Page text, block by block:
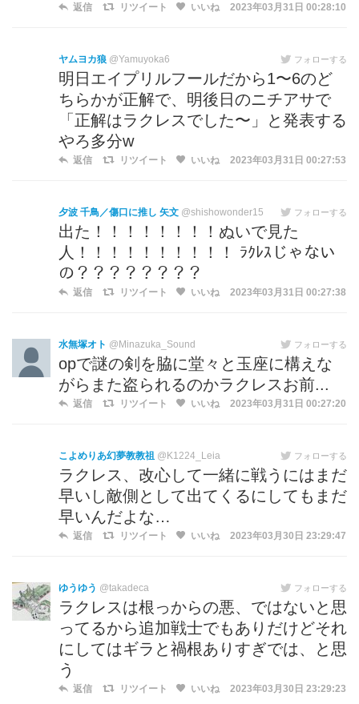
返信 リツイート いいね 2023年03月31日 00:28:10
ヤムヨカ狼 @Yamuyoka6 フォローする
明日エイプリルフールだから1〜6のど
ちらかが正解で、明後日のニチアサで
「正解はラクレスでした〜」と発表する
やろ多分w
返信 リツイート いいね 2023年03月31日 00:27:53
夕波 千鳥／傷口に推し 矢文 @shishowonder15 フォローする
出た！！！！！！！！ぬいで見た
人！！！！！！！！！！ ﾗｸﾚｽじゃない
の？？？？？？？？
返信 リツイート いいね 2023年03月31日 00:27:38
水無塚オト @Minazuka_Sound フォローする
opで謎の剣を脇に堂々と玉座に構えな
がらまた盗られるのかラクレスお前...
返信 リツイート いいね 2023年03月31日 00:27:20
こよめりあ幻夢教教祖 @K1224_Leia フォローする
ラクレス、改心して一緒に戦うにはまだ
早いし敵側として出てくるにしてもまだ
早いんだよな…
返信 リツイート いいね 2023年03月30日 23:29:47
ゆうゆう @takadeca フォローする
ラクレスは根っからの悪、ではないと思
ってるから追加戦士でもありだけどそれ
にしてはギラと禍根ありすぎでは、と思
う
返信 リツイート いいね 2023年03月30日 23:29:23